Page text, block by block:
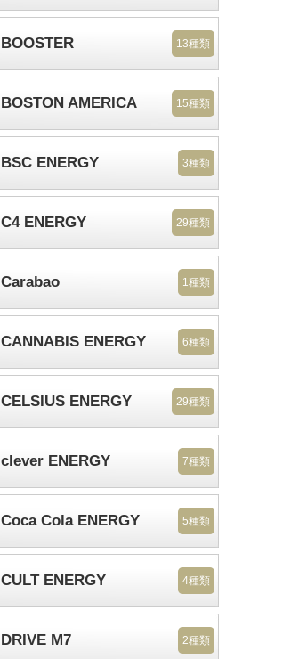
BOOSTER 13種類
BOSTON AMERICA 15種類
BSC ENERGY 3種類
C4 ENERGY 29種類
Carabao 1種類
CANNABIS ENERGY 6種類
CELSIUS ENERGY 29種類
clever ENERGY 7種類
Coca Cola ENERGY 5種類
CULT ENERGY 4種類
DRIVE M7 2種類